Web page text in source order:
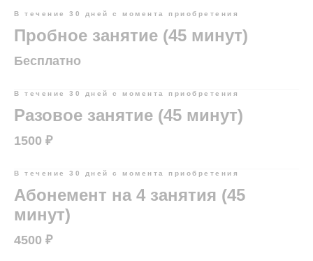
В течение 30 дней с момента приобретения
Пробное занятие (45 минут)
Бесплатно
В течение 30 дней с момента приобретения
Разовое занятие (45 минут)
1500 ₽
В течение 30 дней с момента приобретения
Абонемент на 4 занятия (45
минут)
4500 ₽